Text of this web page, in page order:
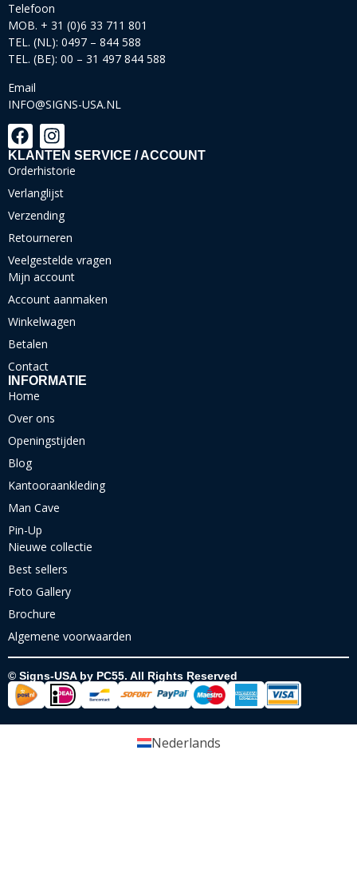
Telefoon
MOB. + 31 (0)6 33 711 801
TEL. (NL): 0497 – 844 588
TEL. (BE): 00 – 31 497 844 588
Email
INFO@SIGNS-USA.NL
KLANTEN SERVICE / ACCOUNT
Orderhistorie
Verlanglijst
Verzending
Retourneren
Veelgestelde vragen
Mijn account
Account aanmaken
Winkelwagen
Betalen
Contact
INFORMATIE
Home
Over ons
Openingstijden
Blog
Kantooraankleding
Man Cave
Pin-Up
Nieuwe collectie
Best sellers
Foto Gallery
Brochure
Algemene voorwaarden
© Signs-USA by PC55. All Rights Reserved
Nederlands